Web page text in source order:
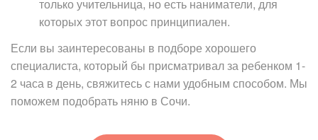
только учительница, но есть наниматели, для
которых этот вопрос принципиален.
Если вы заинтересованы в подборе хорошего
специалиста, который бы присматривал за ребенком 1-
2 часа в день, свяжитесь с нами удобным способом. Мы
поможем подобрать няню в Сочи.